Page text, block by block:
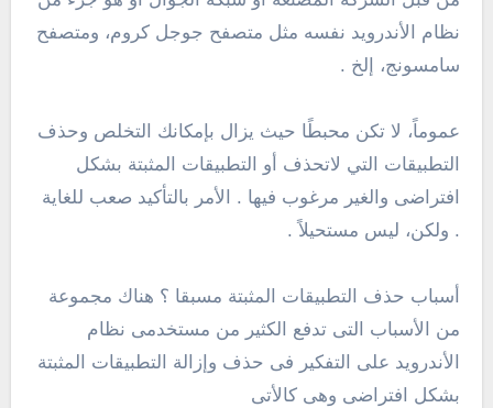
نظام الأندرويد نفسه مثل متصفح جوجل كروم، ومتصفح
سامسونج، إلخ .
عموماً، لا تكن محبطًا حيث يزال بإمكانك التخلص وحذف
التطبيقات التي لاتحذف أو التطبيقات المثبتة بشكل
افتراضى والغير مرغوب فيها . الأمر بالتأكيد صعب للغاية
. ولكن، ليس مستحيلاً .
أسباب حذف التطبيقات المثبتة مسبقا ؟ هناك مجموعة
من الأسباب التى تدفع الكثير من مستخدمى نظام
الأندرويد على التفكير فى حذف وإزالة التطبيقات المثبتة
بشكل افتراضى وهى كالأتى